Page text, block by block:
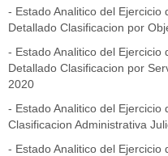
- Estado Analitico del
Detallado Clasificacion por
- Estado Analitico del
Detallado Clasificacion por
2020
- Estado Analitico del
Clasificacion Administrativa
- Estado Analitico del